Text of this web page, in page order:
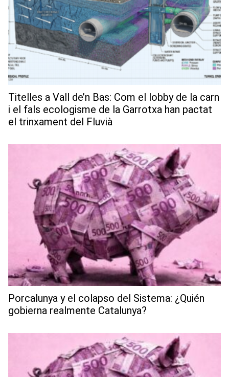
Titelles a Vall de’n Bas: Com el lobby de la carn
i el fals ecologisme de la Garrotxa han pactat
el trinxament del Fluvià
Porcalunya y el colapso del Sistema: ¿Quién
gobierna realmente Catalunya?